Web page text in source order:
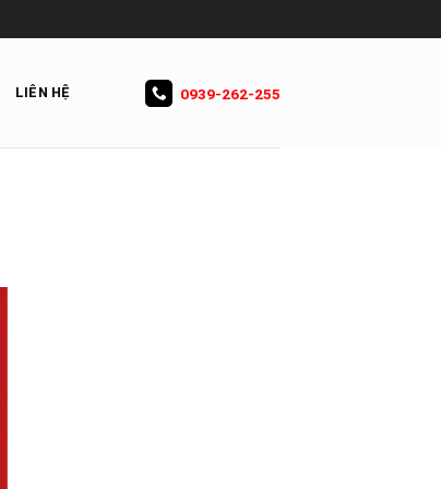
LIÊN HỆ 0939-262-255